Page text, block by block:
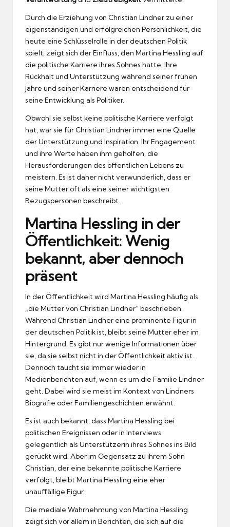
Durch die Erziehung von Christian Lindner zu einer
eigenständigen und erfolgreichen Persönlichkeit, die
heute eine Schlüsselrolle in der deutschen Politik
spielt, zeigt sich der Einfluss, den Martina Hessling auf
die politische Karriere ihres Sohnes hatte. Ihre
Rückhalt und Unterstützung während seiner frühen
Jahre und seiner Karriere waren entscheidend für
seine Entwicklung als Politiker.
Obwohl sie selbst keine politische Karriere verfolgt
hat, war sie für Christian Lindner immer eine Quelle
der Unterstützung und Inspiration. Ihr Engagement
und ihre Werte haben ihm geholfen, die
Herausforderungen des öffentlichen Lebens zu
meistern. Es ist daher nicht verwunderlich, dass er
seine Mutter oft als eine seiner wichtigsten
Bezugspersonen beschreibt.
Martina Hessling in der
Öffentlichkeit: Wenig
bekannt, aber dennoch
präsent
In der Öffentlichkeit wird Martina Hessling häufig als
„die Mutter von Christian Lindner“ beschrieben.
Während Christian Lindner eine prominente Figur in
der deutschen Politik ist, bleibt seine Mutter eher im
Hintergrund. Es gibt nur wenige Informationen über
sie, da sie selbst nicht in der Öffentlichkeit aktiv ist.
Dennoch taucht sie immer wieder in
Medienberichten auf, wenn es um die Familie Lindner
geht. Dabei wird sie meist im Kontext von Lindners
Biografie oder Familiengeschichten erwähnt.
Es ist auch bekannt, dass Martina Hessling bei
politischen Ereignissen oder in Interviews
gelegentlich als Unterstützerin ihres Sohnes ins Bild
gerückt wird. Aber im Gegensatz zu ihrem Sohn
Christian, der eine bekannte politische Karriere
verfolgt, bleibt Martina Hessling eine eher
unauffällige Figur.
Die mediale Wahrnehmung von Martina Hessling
zeigt sich vor allem in Berichten, die sich auf die